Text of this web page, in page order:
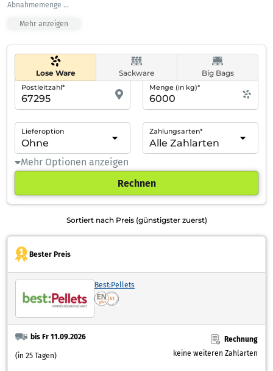
Abnahmemenge ...
Mehr anzeigen
Lose Ware Sackware Big Bags
Postleitzahl* Menge (in kg)*
Lieferoption Zahlungsarten*
Mehr Optionen anzeigen
Rechnen
Sortiert nach Preis (günstigster zuerst)
Bester Preis
Best:Pellets
bis Fr 11.09.2026
(in 25 Tagen)
Rechnung
keine weiteren Zahlarten